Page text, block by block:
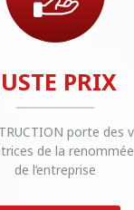
PRIX
porte des
de la
de l’entreprise